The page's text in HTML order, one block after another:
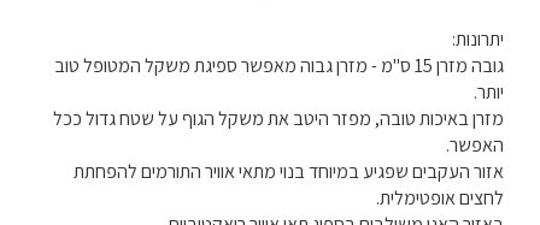
יתרונות:
גובה מזרן 15 ס"מ - מזרן גבוה מאפשר ספיגת משקל המטופל טוב
יותר.
מזרן באיכות טובה, מפזר היטב את משקל הגוף על שטח גדול ככל
האפשר.
אזור העקבים שפגיע במיוחד בנוי מתאי אוויר התורמים להפחתת
לחצים אופטימלית.